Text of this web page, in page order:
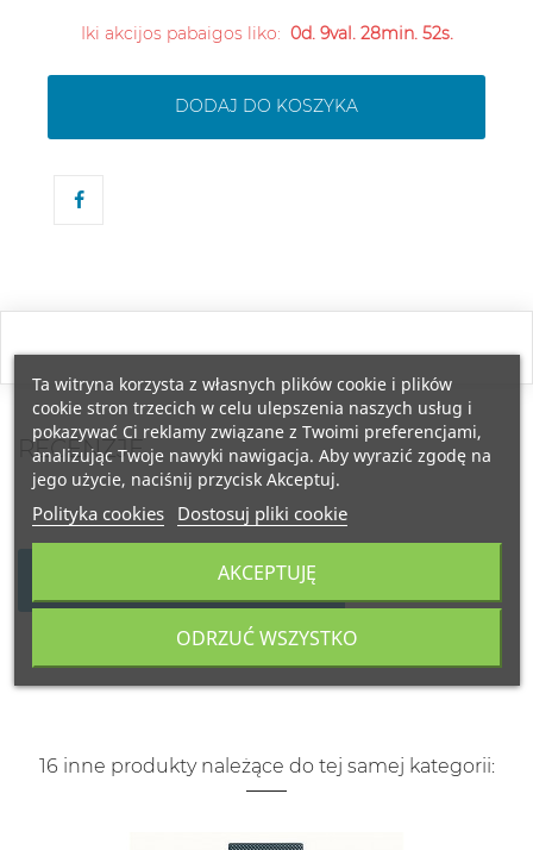
Iki akcijos pabaigos liko: 0d. 9val. 28min. 52s.
DODAJ DO KOSZYKA
RECENZJE
NAPISZ SWOJĄ RECENZJĘ
16 inne produkty należące do tej samej kategorii:
Ta witryna korzysta z własnych plików cookie i plików
cookie stron trzecich w celu ulepszenia naszych usług i
pokazywać Ci reklamy związane z Twoimi preferencjami,
analizując Twoje nawyki nawigacja. Aby wyrazić zgodę na
jego użycie, naciśnij przycisk Akceptuj.
Polityka cookies Dostosuj pliki cookie
ODRZUĆ WSZYSTKO
AKCEPTUJĘ